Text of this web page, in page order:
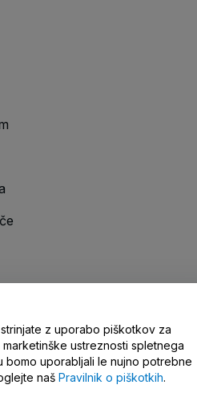
stik z nami
z uporabo piškotkov za
ustreznosti spletnega
bomo uporabljali le nujno potrebne
naš Pravilnik o piškotkih.